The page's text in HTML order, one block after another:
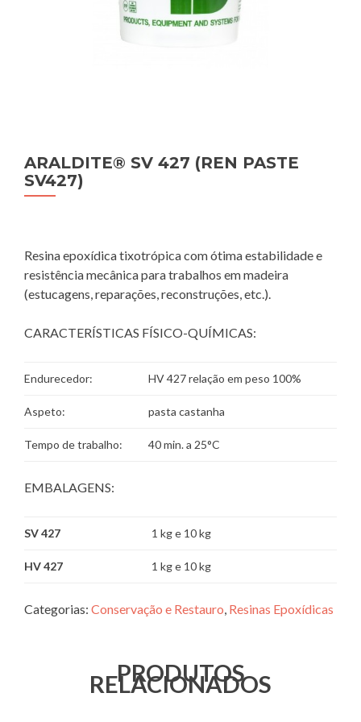
ARALDITE® SV 427 (REN PASTE
SV427)
Resina epoxídica tixotrópica com ótima estabilidade e
resistência mecânica para trabalhos em madeira
(estucagens, reparações, reconstruções, etc.).
CARACTERÍSTICAS FÍSICO-QUÍMICAS:
Endurecedor: HV 427 relação em peso 100%
Aspeto: pasta castanha
Tempo de trabalho: 40 min. a 25°C
EMBALAGENS:
SV 427 1 kg e 10 kg
HV 427 1 kg e 10 kg
Categorias: Conservação e Restauro, Resinas Epoxídicas
PRODUTOS
RELACIONADOS